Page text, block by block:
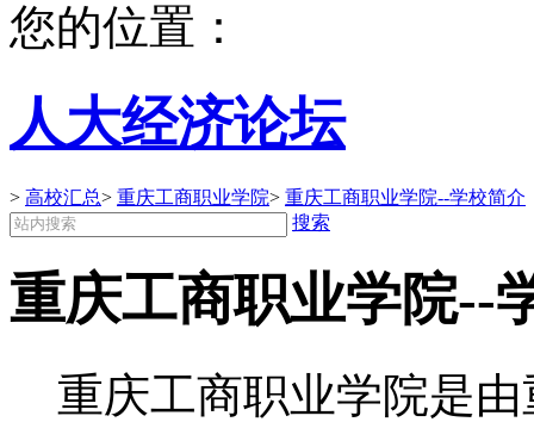
您的位置：
人大经济论坛
> 高校汇总> 重庆工商职业学院> 重庆工商职业学院--学校简介
搜索
重庆工商职业学院--
重庆工商职业学院是由